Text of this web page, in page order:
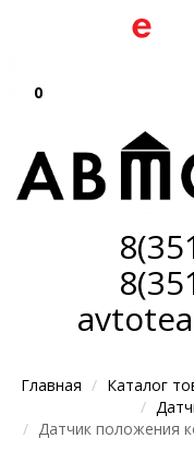
0
Главная Каталог
Датчик положения